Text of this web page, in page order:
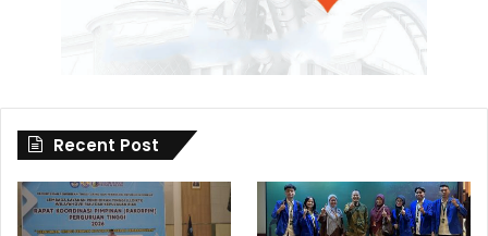
Recent Post